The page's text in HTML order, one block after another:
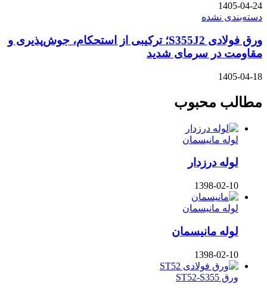
1405-04-24
دسته‌بندی نشده
ورق فولادی S355J2؛ ترکیبی از استحکام، جوش‌پذیری و
مقاومت در سرمای شدید
1405-04-18
مطالب محبوب
لوله مانیسمان
لوله درزدار
1398-02-10
لوله مانیسمان
لوله مانیسمان
1398-02-10
ورق ST52-S355